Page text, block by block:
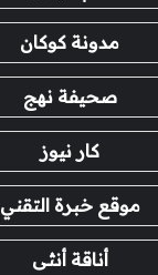
مدونة كوكان
صحيفة نهج
كار نيوز
موقع خبرة التقني
أناقة أنثى